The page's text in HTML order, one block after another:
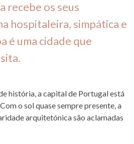
recebe os seus
hospitaleira, simpática e
é uma cidade que
história, a capital de Portugal está
o sol quase sempre presente, a
arquitetónica são aclamadas